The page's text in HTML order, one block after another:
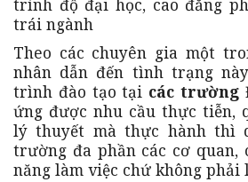
trình độ đại học, cao đẳng
trái ngành
Theo các chuyên gia một
nhân dẫn đến tình trạng
trình đào tạo tại các trường
ứng được nhu cầu thực tiễn,
lý thuyết mà thực hành thì
trường đa phần các cơ
năng làm việc chứ không phải